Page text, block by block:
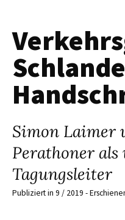
Simon Laimer
Perathoner als
Tagungsleiter
Publiziert in 9 / 2019 -